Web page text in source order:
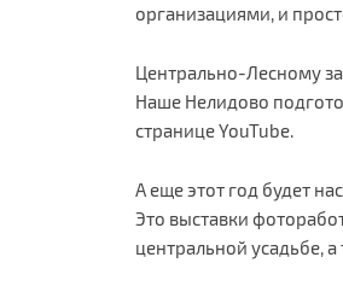
организациями, и
Центрально-Лесному
Наше Нелидово
странице YouTube.
А еще этот год будет
Это выставки
центральной усадьбе,